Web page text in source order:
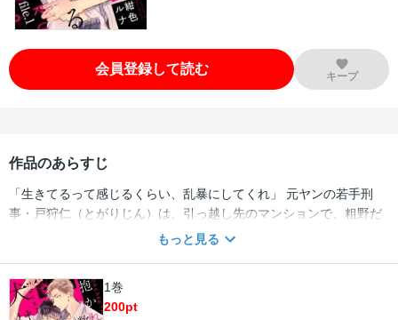
会員登録して読む キープ
作品のあらすじ
「生きてるって感じるくらい、乱暴にしてくれ」 元ヤンの若手刑
事・戸狩仁（とがりじん）は、引っ越し先のマンションで、粗野だ
が美しい顔立ちの青年・野瀬亘（のせわたる）の隣人となる。ほの
であると知り驚愕する。 さらに後日、首筋に新たな跡をつけ、気だ
るげな様子の野瀬に押し倒された戸狩は、強引に跨られセックスさ
もっと見る
1巻
200pt